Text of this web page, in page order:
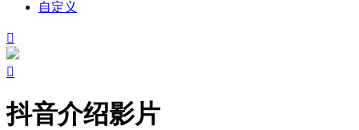
自定义


抖音介绍影片